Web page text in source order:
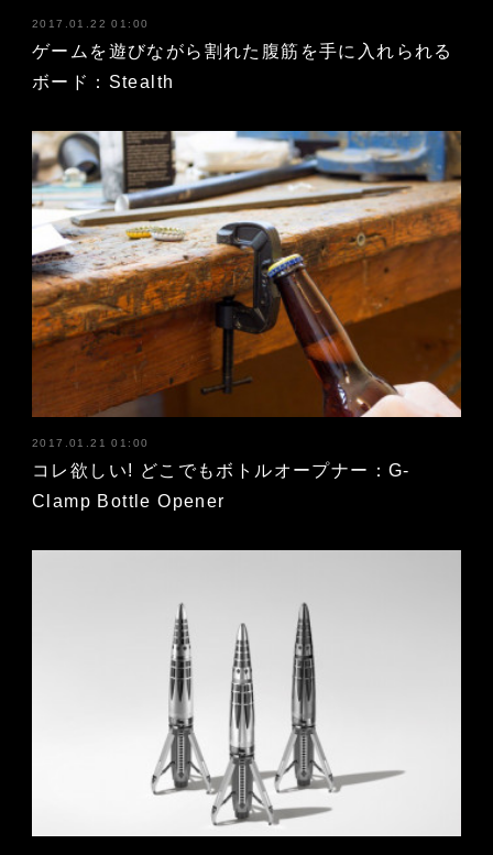
2017.01.22 01:00
ゲームを遊びながら割れた腹筋を手に入れられる
ボード：Stealth
2017.01.21 01:00
コレ欲しい! どこでもボトルオープナー：G-
Clamp Bottle Opener